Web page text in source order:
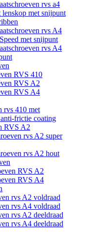
rvs a4
lenskop met snijpunt
rvs A4
met snijpunt
rvs A4
RVS 410
RVS A2
RVS A4
rvs 410 met
frictie coating
RVS A2
rvs A2 super
rvs A2 hout
RVS A2
RVS A4
rvs A2 voldraad
rvs A4 voldraad
rvs A2 deeldraad
rvs A4 deeldraad